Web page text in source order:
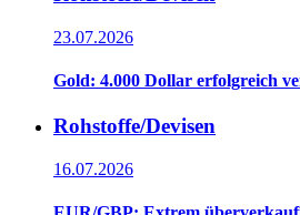
23.07.2026
Gold: 4.000 Dollar erfolgreich
Rohstoffe/Devisen
16.07.2026